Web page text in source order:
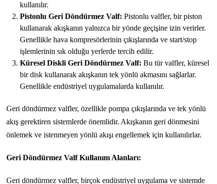
kullanılır.
Pistonlu Geri Döndürmez Valf: Pistonlu valfler, bir piston
kullanarak akışkanın yalnızca bir yönde geçişine izin verirler.
Genellikle hava kompresörlerinin çıkışlarında ve start/stop
işlemlerinin sık olduğu yerlerde tercih edilir.
Küresel Diskli Geri Döndürmez Valf: Bu tür valfler, küresel
bir disk kullanarak akışkanın tek yönlü akmasını sağlarlar.
Genellikle endüstriyel uygulamalarda kullanılır.
Geri döndürmez valfler, özellikle pompa çıkışlarında ve tek yönlü
akış gerektiren sistemlerde önemlidir. Akışkanın geri dönmesini
önlemek ve istenmeyen yönlü akışı engellemek için kullanılırlar.
Geri Döndürmez Valf Kullanım Alanları:
Geri döndürmez valfler, birçok endüstriyel uygulama ve sistemde